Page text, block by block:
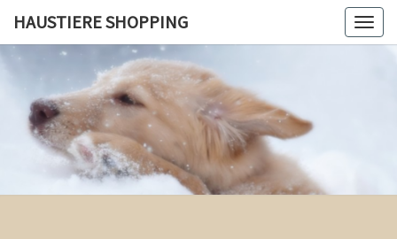
content
HAUSTIERE SHOPPING
Tiere
Sind Die
Besten
Freunde!